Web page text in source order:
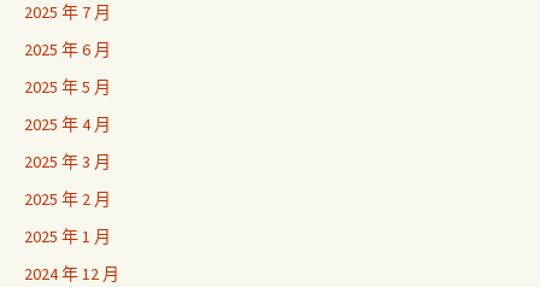
2025 年 7 月
2025 年 6 月
2025 年 5 月
2025 年 4 月
2025 年 3 月
2025 年 2 月
2025 年 1 月
2024 年 12 月